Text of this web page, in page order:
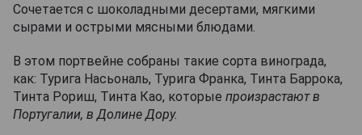
Сочетается с шоколадными десертами, мягкими
сырами и острыми мясными блюдами.
В этом портвейне собраны такие сорта винограда,
как: Турига Насьональ, Турига Франка, Тинта Баррока,
Тинта Рориш, Тинта Као, которые произрастают в
Португалии, в Долине Дору.